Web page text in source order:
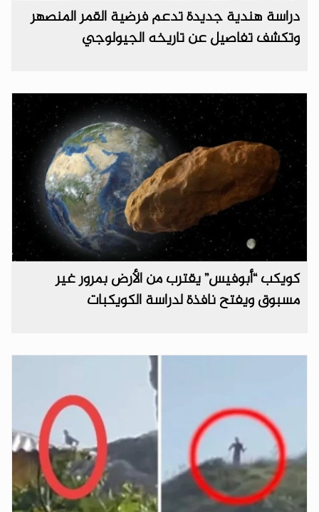
دراسة هندية جديدة تدعم فرضية القمر المنصهر
وتكشف تفاصيل عن تاريخه الجيولوجي
كويكب “أبوفيس” يقترب من الأرض بمرور غير
مسبوق ويفتح نافذة لدراسة الكويكبات